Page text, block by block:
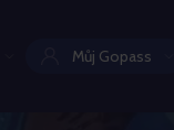
Aktuální jazyk:Můj Gopass